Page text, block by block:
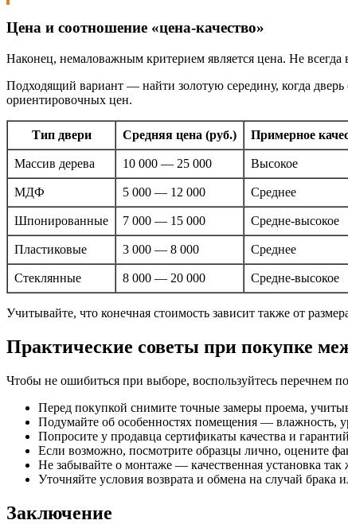
Цена и соотношение «цена-качество»
Наконец, немаловажным критерием является цена. Не
Подходящий вариант — найти золотую середину, когда
ориентировочных цен.
Тип двери Средняя цена (руб.) Примерное
Массив дерева 10 000 — 25 000 Высокое
МДФ 5 000 — 12 000 Среднее
Шпонированные 7 000 — 15 000 Средне-высокое
Пластиковые 3 000 — 8 000 Среднее
Стеклянные 8 000 — 20 000 Средне-высокое
Учитывайте, что конечная стоимость зависит также от
Практические советы при покупке
Чтобы не ошибиться при выборе, воспользуйтесь перечнем
Перед покупкой снимите точные замеры проема,
Подумайте об особенностях помещения — влажность,
Попросите у продавца сертификаты качества и
Если возможно, посмотрите образцы лично, оцените
Не забывайте о монтаже — качественная установка так
Уточняйте условия возврата и обмена на случай брака
Заключение